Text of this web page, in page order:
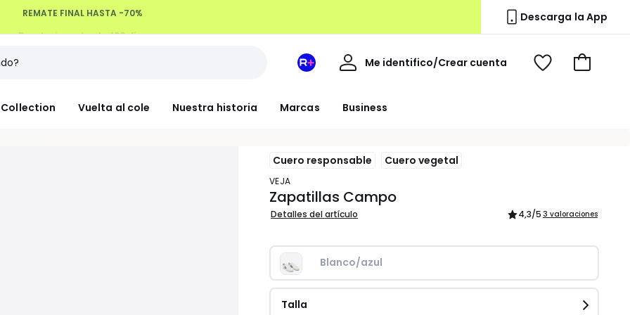
Devoluciones hasta 100 días Descarga la App
Collection Vuelta al cole Nuestra historia Marcas Business
Mi
Redoute
Me identifico/Crear cuenta
Mi
Ver
Ir
Cuero responsable Cuero vegetal
VEJA
Zapatillas Campo
Detalles del artículo 4,3/5 3 valoraciones
Blanco/azul
Talla